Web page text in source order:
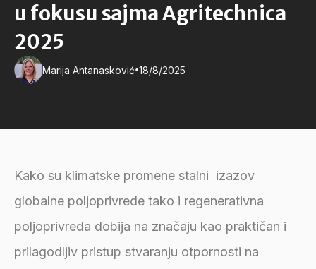
u fokusu sajma Agritechnica
2025
Marija Antanasković•18/8/2025
Kako su klimatske promene stalni izazov
globalne poljoprivrede tako i regenerativna
poljoprivreda dobija na značaju kao praktičan i
prilagodljiv pristup stvaranju otpornosti na